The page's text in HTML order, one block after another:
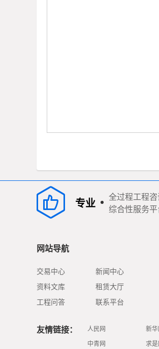
专业
全过程工程咨
综合性服务平
网站导航
交易中心
新闻中心
资料文库
租赁大厅
工程问答
联系平台
友情链接： 人民网 新华
中青网
求是